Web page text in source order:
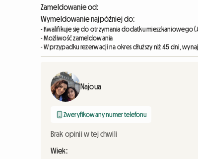
Zameldowanie od:
Wymeldowanie najpóźniej do:
- Kwalifikuje się do otrzymania dodatku mieszkaniowego
- Możliwość zameldowania
- W przypadku rezerwacji na okres dłuższy niż 45 dni,
Najoua
Zweryfikowany numer telefonu
Brak opinii w tej chwili
Wiek: